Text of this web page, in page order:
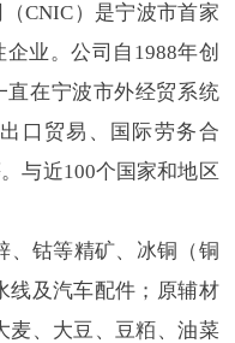
CNIC）是宁波市首家
业。公司自1988年创
直在宁波市外经贸系统
口贸易、国际劳务合
与近100个国家和地区
、钴等精矿、冰铜（铜
线及汽车配件；原辅材
麦、大豆、豆粨、油菜